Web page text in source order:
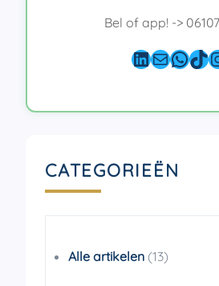
Bel of app! ->
LinkedIn E-mail WhatsApp TikTok
CATEGORIEËN
Alle artikelen (13)